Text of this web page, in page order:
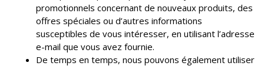
promotionnels concernant de nouveaux produits, des
offres spéciales ou d’autres informations
susceptibles de vous intéresser, en utilisant l’adresse
e-mail que vous avez fournie.
De temps en temps, nous pouvons également utiliser